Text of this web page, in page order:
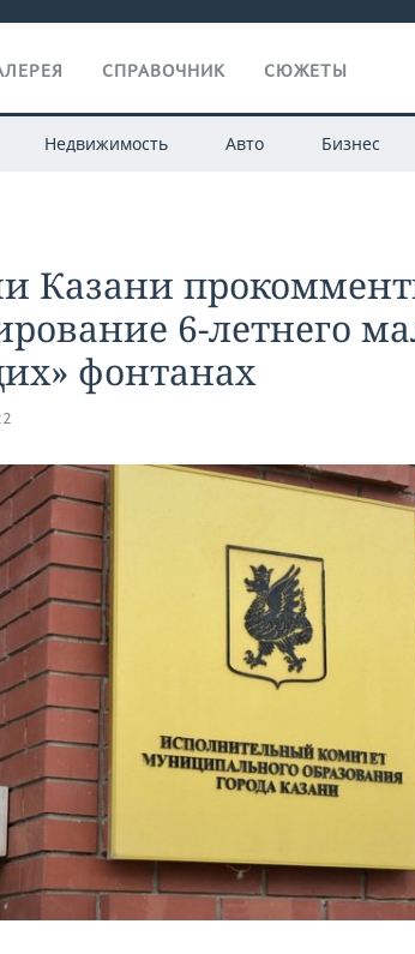
СПРАВОЧНИК СЮЖЕТЫ
Недвижимость Авто Бизнес
Казани
6-летнего
фонтанах